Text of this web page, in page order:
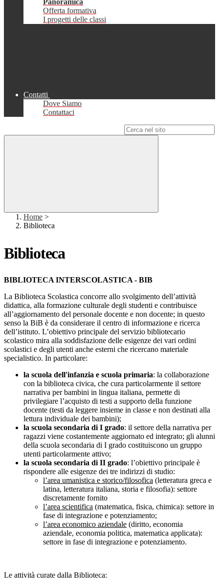
Panoramica
Offerta formativa
I progetti delle classi
Contatti
Dove Siamo
Contattaci
Home >
Biblioteca
Biblioteca
BIBLIOTECA INTERSCOLASTICA - BIB
La Biblioteca Scolastica concorre allo svolgimento dell’attività
didattica, alla formazione culturale degli studenti e contribuisce
all’aggiornamento del personale docente e non docente; in questo
senso la BiB è da considerare il centro di informazione e ricerca
dell’istituto. L’obiettivo principale del servizio bibliotecario
scolastico mira alla soddisfazione delle esigenze dei vari ordini
scolastici e degli utenti anche esterni che ricercano materiale
specialistico. In particolare:
la scuola dell'infanzia e scuola primaria: la collaborazione
con la biblioteca civica, che cura particolarmente il settore
narrativa per bambini in lingua italiana, permette di
privilegiare l’acquisto di testi a supporto della funzione
docente (testi da leggere insieme in classe e non destinati alla
lettura individuale dei bambini);
la scuola secondaria di I grado: il settore della narrativa per
ragazzi viene costantemente aggiornato ed integrato; gli alunni
della scuola secondaria di I grado costituiscono un gruppo
utenti particolarmente attivo;
la scuola secondaria di II grado: l’obiettivo principale è
rispondere alle esigenze dei tre indirizzi di studio:
l’area umanistica e storico/filosofica (letteratura greca e
latina, letteratura italiana, storia e filosofia): settore
discretamente fornito
l’area scientifica (matematica, fisica, chimica): settore in
fase di integrazione e potenziamento;
l’area economico aziendale (diritto, economia
aziendale, economia politica, matematica applicata):
settore in fase di integrazione e potenziamento.
Le attività curate dalla Biblioteca: